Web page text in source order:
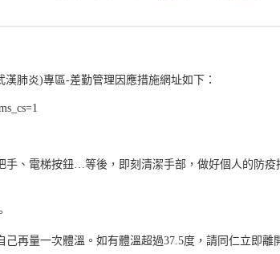
肺炎)專區-差勤管理因應措施網址如下：
、電梯按鈕…等後，即刻清潔手部，做好個人的防疫
再量一次體溫。如有體溫超過37.5度，請同仁立即離